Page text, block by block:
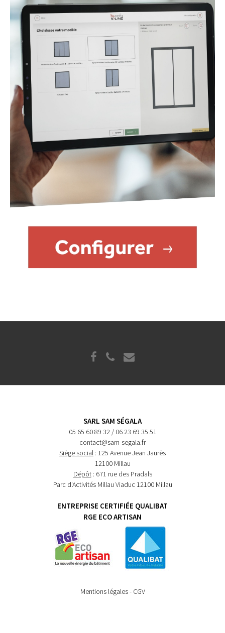
SARL SAM SÉGALA
05 65 60 89 32 / 06 23 69 35 51
contact@sam-segala.fr
Siège social : 125 Avenue Jean Jaurès
12100 Millau
Dépôt: 671 rue des Pradals
Parc d'Activités Millau Viaduc 12100 Millau
ENTREPRISE CERTIFIÉE QUALIBAT
RGE ECO ARTISAN
Mentions légales- CGV